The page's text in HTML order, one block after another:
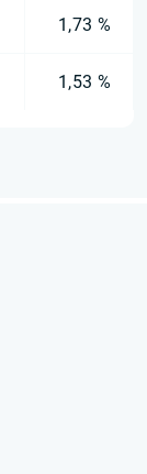
1,73 %
1,53 %